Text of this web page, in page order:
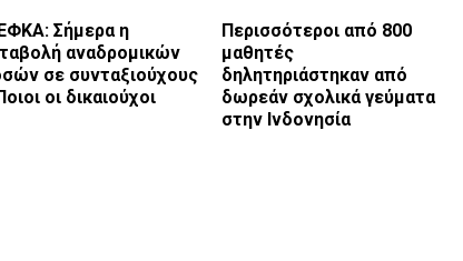
Σήμερα η
αναδρομικών
σε συνταξιούχους
οι δικαιούχοι
Περισσότεροι από 800
μαθητές
δηλητηριάστηκαν από
δωρεάν σχολικά γεύματα
στην Ινδονησία